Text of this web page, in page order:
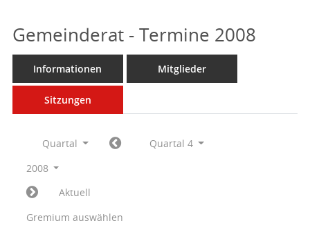
Gemeinderat - Termine 2008
Informationen Mitglieder
Sitzungen
Quartal
Quartal 4
2008
Aktuell
Gremium auswählen